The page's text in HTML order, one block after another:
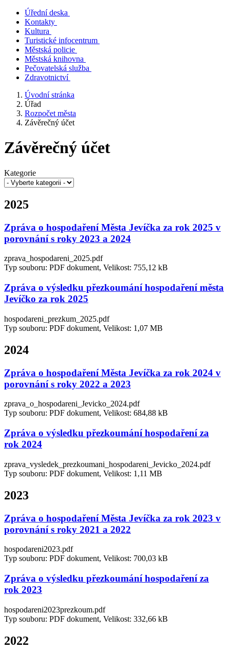
Úřední deska
Kontakty
Kultura
Turistické infocentrum
Městská policie
Městská knihovna
Pečovatelská služba
Zdravotnictví
Úvodní stránka
Úřad
Rozpočet města
Závěrečný účet
Závěrečný účet
Kategorie
2025
Zpráva o hospodaření Města Jevíčka za rok 2025 v
porovnání s roky 2023 a 2024
zprava_hospodareni_2025.pdf
Typ souboru: PDF dokument, Velikost: 755,12 kB
Zpráva o výsledku přezkoumání hospodaření města
Jevíčko za rok 2025
hospodareni_prezkum_2025.pdf
Typ souboru: PDF dokument, Velikost: 1,07 MB
2024
Zpráva o hospodaření Města Jevíčka za rok 2024 v
porovnání s roky 2022 a 2023
zprava_o_hospodareni_Jevicko_2024.pdf
Typ souboru: PDF dokument, Velikost: 684,88 kB
Zpráva o výsledku přezkoumání hospodaření za
rok 2024
zprava_vysledek_prezkoumani_hospodareni_Jevicko_2024.pdf
Typ souboru: PDF dokument, Velikost: 1,11 MB
2023
Zpráva o hospodaření Města Jevíčka za rok 2023 v
porovnání s roky 2021 a 2022
hospodareni2023.pdf
Typ souboru: PDF dokument, Velikost: 700,03 kB
Zpráva o výsledku přezkoumání hospodaření za
rok 2023
hospodareni2023prezkoum.pdf
Typ souboru: PDF dokument, Velikost: 332,66 kB
2022